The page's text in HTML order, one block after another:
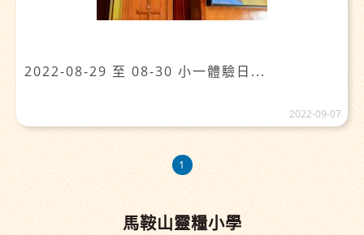
2022-08-29 至 08-30 小一體驗日...
2022-09-07
1
馬鞍山靈糧小學